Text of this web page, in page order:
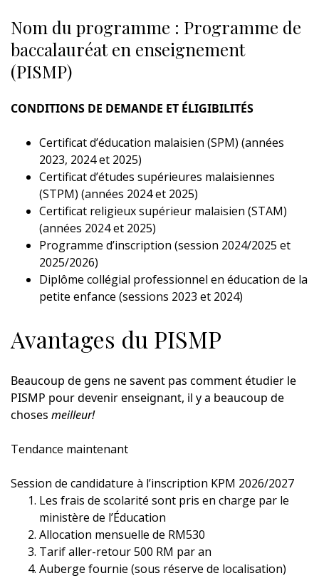
Nom du programme : Programme de
baccalauréat en enseignement
(PISMP)
CONDITIONS DE DEMANDE ET ÉLIGIBILITÉS
Certificat d’éducation malaisien (SPM) (années
2023, 2024 et 2025)
Certificat d’études supérieures malaisiennes
(STPM) (années 2024 et 2025)
Certificat religieux supérieur malaisien (STAM)
(années 2024 et 2025)
Programme d’inscription (session 2024/2025 et
2025/2026)
Diplôme collégial professionnel en éducation de la
petite enfance (sessions 2023 et 2024)
Avantages du PISMP
Beaucoup de gens ne savent pas comment étudier le
PISMP pour devenir enseignant, il y a beaucoup de
choses meilleur!
Tendance maintenant
Session de candidature à l’inscription KPM 2026/2027
Les frais de scolarité sont pris en charge par le
ministère de l’Éducation
Allocation mensuelle de RM530
Tarif aller-retour 500 RM par an
Auberge fournie (sous réserve de localisation)